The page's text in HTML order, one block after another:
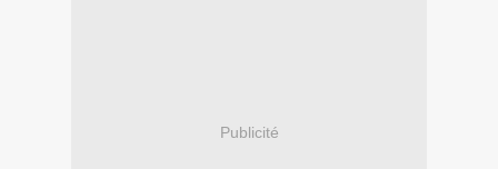
Publicité